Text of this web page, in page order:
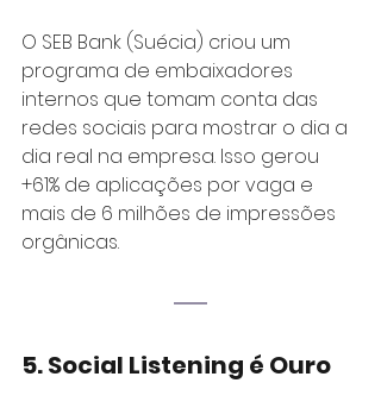
O SEB Bank (Suécia) criou um
programa de embaixadores
internos que tomam conta das
redes sociais para mostrar o dia a
dia real na empresa. Isso gerou
+61% de aplicações por vaga e
mais de 6 milhões de impressões
orgânicas.
5. Social Listening é Ouro